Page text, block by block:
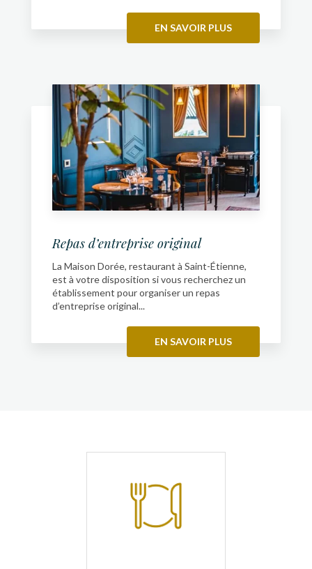
EN SAVOIR PLUS
Repas d’entreprise original
La Maison Dorée, restaurant à Saint-Étienne,
est à votre disposition si vous recherchez un
établissement pour organiser un repas
d’entreprise original...
EN SAVOIR PLUS